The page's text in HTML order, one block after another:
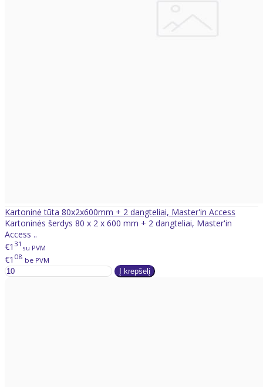
Kartoninė tūta 80x2x600mm + 2 dangteliai, Master'in Access
Kartoninės šerdys 80 x 2 x 600 mm + 2 dangteliai, Master'in
Access ..
€1 31 su PVM
€1 08 be PVM